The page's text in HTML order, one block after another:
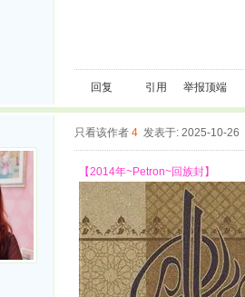
回复 引用 举报顶端
只看该作者 4 发表于: 2025-10-26
【2014年~Petron~回族封】